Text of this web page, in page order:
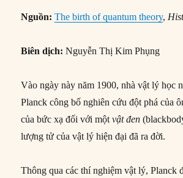
Nguồn: The birth of quantum theory,
Biên dịch: Nguyễn Thị Kim Phụng
Vào ngày này năm 1900, nhà vật lý học
Planck công bố nghiên cứu đột phá của
của bức xạ đối với mộtvật đen
lượng tử của vật lý hiện đại đã ra đời.
Thông qua các thí nghiệm vật lý, Planck